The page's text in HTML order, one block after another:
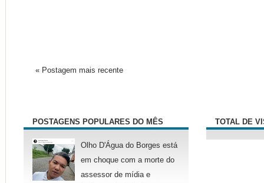
« Postagem mais recente
POSTAGENS POPULARES DO MÊS
Olho D'Água do Borges está
em choque com a morte do
assessor de mídia e
TOTAL DE